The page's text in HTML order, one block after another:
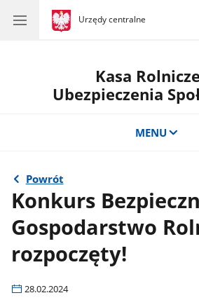
gov.pl
Urzędy centralne
gov.pl
Urzędy
Kasa
Ubezpieczenia
MENU
Powrót
Konkurs
Gospodarstwo
rozpoczęty!
28.02.2024